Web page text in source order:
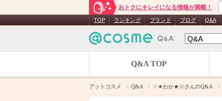
おトクにキレイになる情報が満載！
TOP ランキング ブランド ブログ Q&A
Q&A TOP
アットコスメ Q&A ☆★わか★☆さんのQ&A